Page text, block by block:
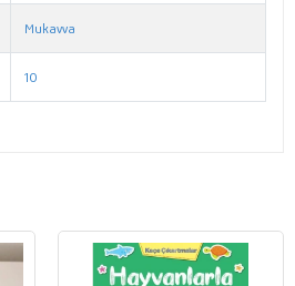
Mukavva
10